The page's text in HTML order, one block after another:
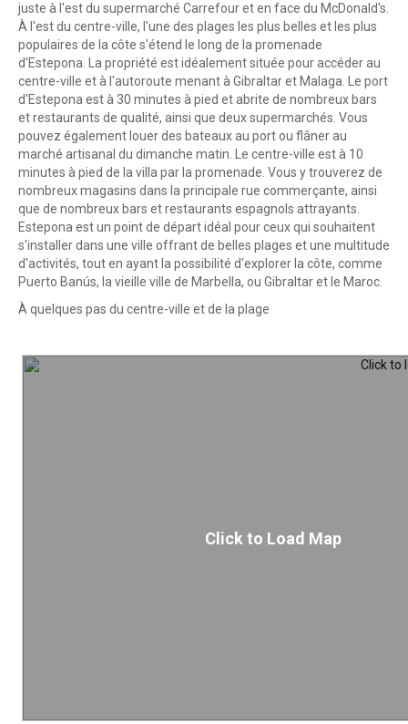
juste à l'est du supermarché Carrefour et en face du McDonald's.
À l'est du centre-ville, l'une des plages les plus belles et les plus
populaires de la côte s'étend le long de la promenade
d'Estepona. La propriété est idéalement située pour accéder au
centre-ville et à l'autoroute menant à Gibraltar et Malaga. Le port
d'Estepona est à 30 minutes à pied et abrite de nombreux bars
et restaurants de qualité, ainsi que deux supermarchés. Vous
pouvez également louer des bateaux au port ou flâner au
marché artisanal du dimanche matin. Le centre-ville est à 10
minutes à pied de la villa par la promenade. Vous y trouverez de
nombreux magasins dans la principale rue commerçante, ainsi
que de nombreux bars et restaurants espagnols attrayants.
Estepona est un point de départ idéal pour ceux qui souhaitent
s'installer dans une ville offrant de belles plages et une multitude
d'activités, tout en ayant la possibilité d'explorer la côte, comme
Puerto Banús, la vieille ville de Marbella, ou Gibraltar et le Maroc.
À quelques pas du centre-ville et de la plage
Click to Load Map